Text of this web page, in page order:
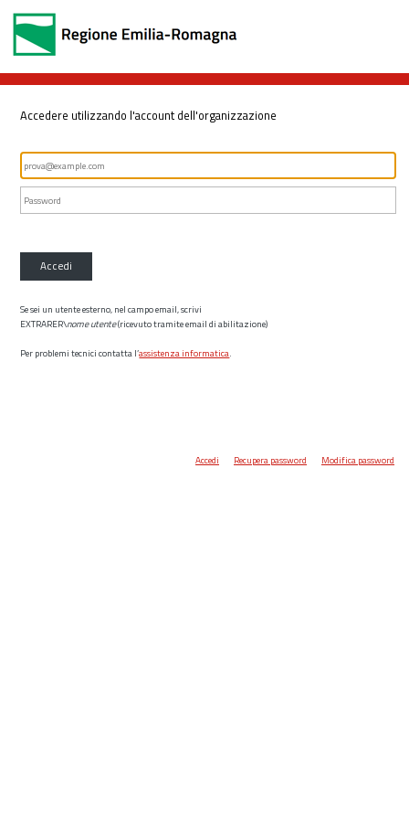
Accedere utilizzando l'account dell'organizzazione
Accedi
Se sei un utente esterno, nel campo email, scrivi
EXTRARER\nome utente(ricevuto tramite email di abilitazione)
Per problemi tecnici contatta l’assistenza informatica.
Accedi Recupera password Modifica password